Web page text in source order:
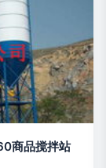
商品搅拌站